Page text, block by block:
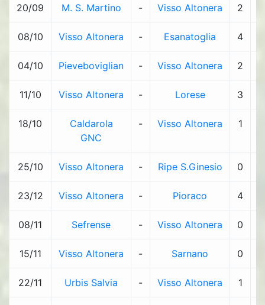
20/09 M. S. Martino - Visso Altonera 2
08/10 Visso Altonera - Esanatoglia 4
04/10 Pieveboviglian - Visso Altonera 2
11/10 Visso Altonera - Lorese 3
18/10
Caldarola
GNC
- Visso Altonera 1
25/10 Visso Altonera - Ripe S.Ginesio 0
23/12 Visso Altonera - Pioraco 4
08/11 Sefrense - Visso Altonera 0
15/11 Visso Altonera - Sarnano 0
22/11 Urbis Salvia - Visso Altonera 1